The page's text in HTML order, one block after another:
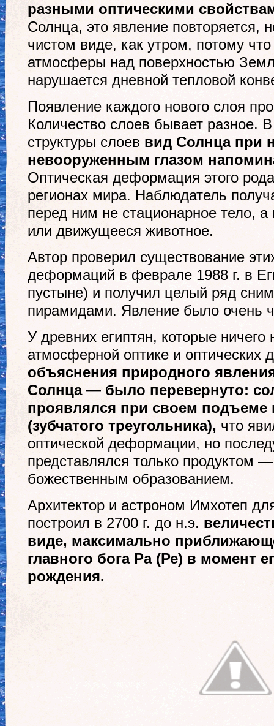
разными оптическими
Солнца, это явление повторяется,
чистом виде, как утром, потому что
атмосферы над поверхностью
нарушается дневной тепловой
Появление каждого нового слоя
Количество слоев бывает разное.
структуры слоев вид Солнца при
невооруженным глазом
Оптическая деформация этого
регионах мира. Наблюдатель
перед ним не стационарное тело,
или движущееся животное.
Автор проверил существование
деформаций в феврале 1988 г. в
пустыне) и получил целый ряд
пирамидами. Явление было очень
У древних египтян, которые ничего
атмосферной оптике и
объяснения природного
Солнца — было перевернуто:
проявлялся при своем
(зубчатого треугольника), что
оптической деформации, но
представлялся только продуктом
божественным образованием.
Архитектор и астроном Имхотеп
построил в 2700 г. до н.э.
виде, максимально
главного бога Ра (Ре) в момент
рождения.